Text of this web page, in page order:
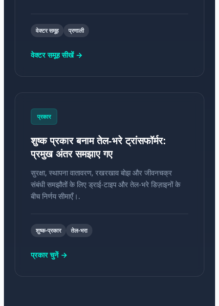
वेक्टर समूह प्रणाली
वेक्टर समूह सीखें →
प्रकार
शुष्क प्रकार बनाम तेल-भरे ट्रांसफॉर्मर:
प्रमुख अंतर समझाए गए
सुरक्षा, स्थापना वातावरण, रखरखाव बोझ और जीवनचक्र
संबंधी समझौतों के लिए ड्राई-टाइप और तेल-भरे डिज़ाइनों के
बीच निर्णय सीमाएँ।.
शुष्क-प्रकार तेल-भरा
प्रकार चुनें →